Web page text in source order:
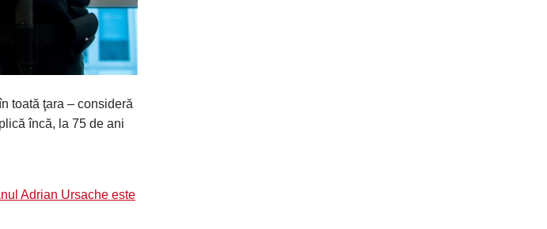
toată ţara – consideră
încă, la 75 de ani
Adrian Ursache este